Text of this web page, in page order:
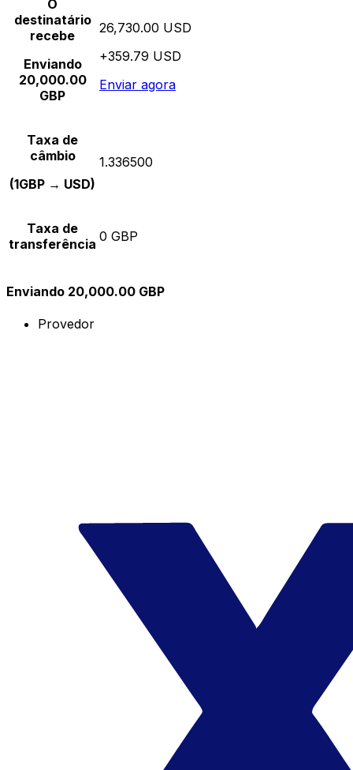
O
destinatário
recebe
Enviando
20,000.00
GBP
26,730.00 USD
+359.79 USD
Enviar agora
Taxa de
câmbio
(1GBP → USD)
1.336500
Taxa de
transferência 0 GBP
Enviando 20,000.00 GBP
Provedor